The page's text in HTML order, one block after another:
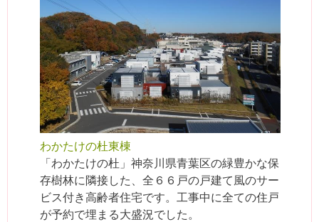
わかたけの杜東棟
「わかたけの杜」神奈川県青葉区の緑豊かな保
存樹林に隣接した、全６６戸の戸建て風のサー
ビス付き高齢者住宅です。工事中に全ての住戸
が予約で埋まる大盛況でした。